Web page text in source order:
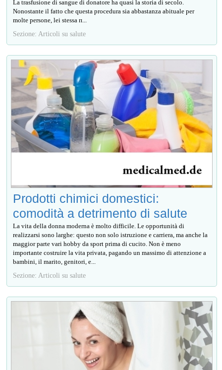
La trasfusione di sangue di donatore ha quasi la storia di secolo.
Nonostante il fatto che questa procedura sia abbastanza abituale per
molte persone, lei stessa п...
Sezione: Articoli su salute
Prodotti chimici domestici:
comodità a detrimento di salute
La vita della donna moderna è molto difficile. Le opportunità di
realizzarsi sono larghe: questo non solo istruzione e carriera, ma anche la
maggior parte vari hobby da sport prima di cucito. Non è meno
importante costruire la vita privata, pagando un massimo di attenzione a
bambini, il marito, genitori, e...
Sezione: Articoli su salute